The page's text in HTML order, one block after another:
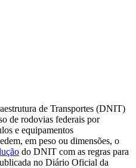
de Transportes (DNIT)
de rodovias federais por
e equipamentos
em peso ou dimensões, o
do DNIT com as regras para
no Diário Oficial da